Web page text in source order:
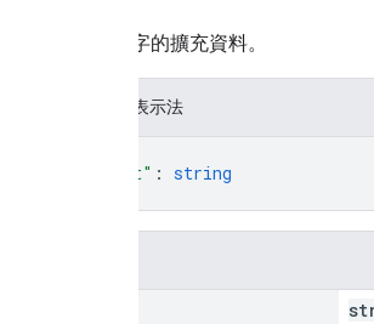
包含文字的擴充資料。
JSON 表示法
"text" : string